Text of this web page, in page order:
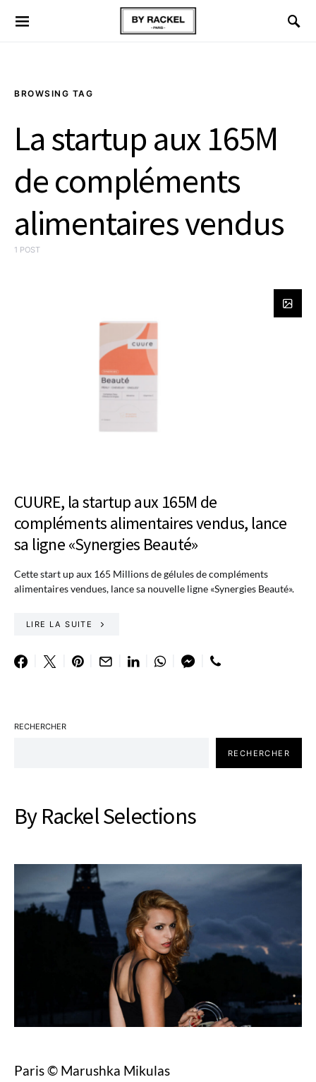
BROWSING TAG
La startup aux 165M
de compléments
alimentaires vendus
1 POST
CUURE, la startup aux 165M de
compléments alimentaires vendus, lance
sa ligne «Synergies Beauté»
Cette start up aux 165 Millions de gélules de compléments
alimentaires vendues, lance sa nouvelle ligne «Synergies Beauté».
LIRE LA SUITE
RECHERCHER
RECHERCHER
By Rackel Selections
Paris © Marushka Mikulas